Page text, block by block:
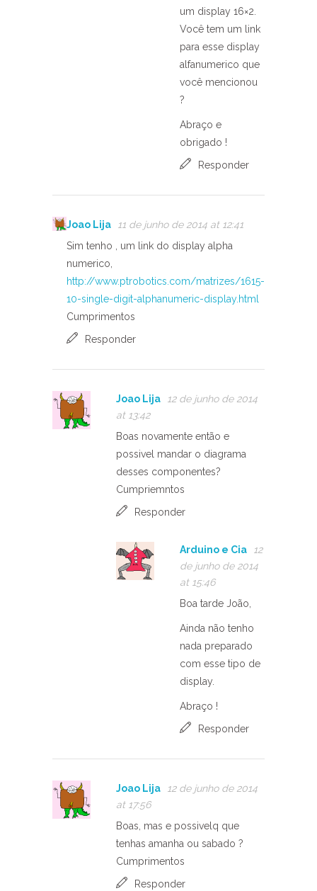
um display 16×2.
Você tem um link
para esse display
alfanumerico que
você mencionou
?
Abraço e
obrigado !
Responder
Joao Lija
11 de junho de 2014 at 12:41
Sim tenho , um link do display alpha
numerico,
http://www.ptrobotics.com/matrizes/1615-
10-single-digit-alphanumeric-display.html
Cumprimentos
Responder
Joao Lija
12 de junho de 2014
at 13:42
Boas novamente então e
possivel mandar o diagrama
desses componentes?
Cumpriemntos
Responder
Arduino e Cia
12
de junho de 2014
at 15:46
Boa tarde João,
Ainda não tenho
nada preparado
com esse tipo de
display.
Abraço !
Responder
Joao Lija
12 de junho de 2014
at 17:56
Boas, mas e possivelq que
tenhas amanha ou sabado ?
Cumprimentos
Responder